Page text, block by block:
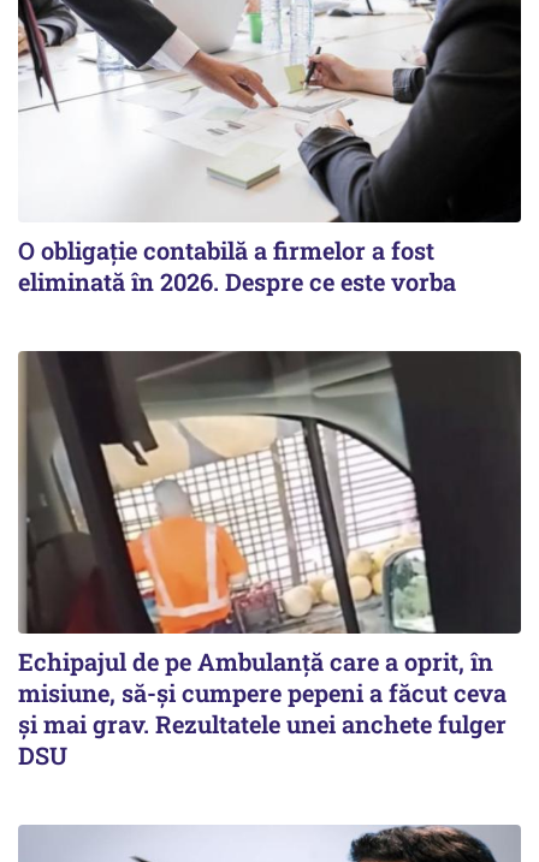
O obligație contabilă a firmelor a fost
eliminată în 2026. Despre ce este vorba
Echipajul de pe Ambulanță care a oprit, în
misiune, să-și cumpere pepeni a făcut ceva
și mai grav. Rezultatele unei anchete fulger
DSU